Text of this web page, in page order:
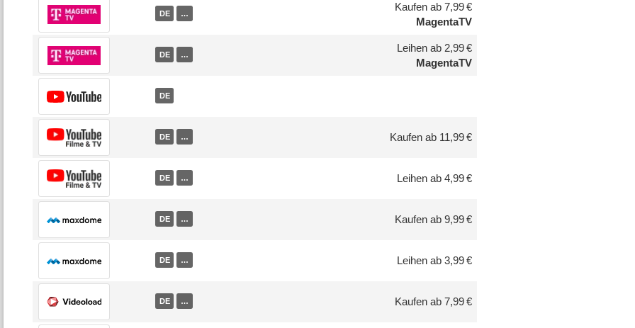
DE …
Kaufen ab 7,99 €
MagentaTV
DE …
Leihen ab 2,99 €
MagentaTV
DE
DE … Kaufen ab 11,99 €
DE … Leihen ab 4,99 €
DE … Kaufen ab 9,99 €
DE … Leihen ab 3,99 €
DE … Kaufen ab 7,99 €